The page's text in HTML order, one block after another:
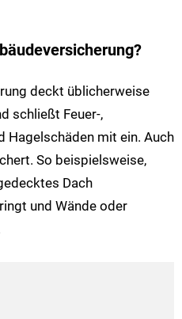
deckt üblicherweise
schließt Feuer-,
Hagelschäden mit ein. Auch
So beispielsweise,
Dach
und Wände oder